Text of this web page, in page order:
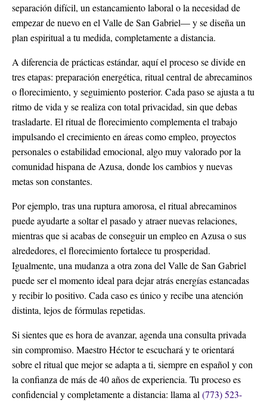
separación difícil, un estancamiento laboral o la necesidad de
empezar de nuevo en el Valle de San Gabriel— y se diseña un
plan espiritual a tu medida, completamente a distancia.
A diferencia de prácticas estándar, aquí el proceso se divide en
tres etapas: preparación energética, ritual central de abrecaminos
o florecimiento, y seguimiento posterior. Cada paso se ajusta a tu
ritmo de vida y se realiza con total privacidad, sin que debas
trasladarte. El ritual de florecimiento complementa el trabajo
impulsando el crecimiento en áreas como empleo, proyectos
personales o estabilidad emocional, algo muy valorado por la
comunidad hispana de Azusa, donde los cambios y nuevas
metas son constantes.
Por ejemplo, tras una ruptura amorosa, el ritual abrecaminos
puede ayudarte a soltar el pasado y atraer nuevas relaciones,
mientras que si acabas de conseguir un empleo en Azusa o sus
alrededores, el florecimiento fortalece tu prosperidad.
Igualmente, una mudanza a otra zona del Valle de San Gabriel
puede ser el momento ideal para dejar atrás energías estancadas
y recibir lo positivo. Cada caso es único y recibe una atención
distinta, lejos de fórmulas repetidas.
Si sientes que es hora de avanzar, agenda una consulta privada
sin compromiso. Maestro Héctor te escuchará y te orientará
sobre el ritual que mejor se adapta a ti, siempre en español y con
la confianza de más de 40 años de experiencia. Tu proceso es
confidencial y completamente a distancia: llama al (773) 523-